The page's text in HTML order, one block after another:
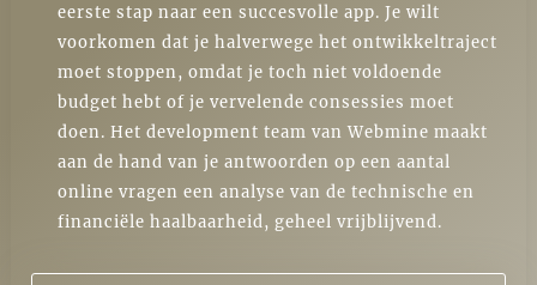
eerste stap naar een succesvolle app. Je wilt
voorkomen dat je halverwege het ontwikkeltraject
moet stoppen, omdat je toch niet voldoende
budget hebt of je vervelende consessies moet
doen. Het development team van Webmine maakt
aan de hand van je antwoorden op een aantal
online vragen een analyse van de technische en
financiële haalbaarheid, geheel vrijblijvend.